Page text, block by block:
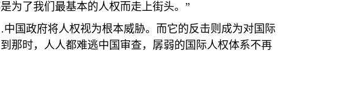
为了我们最基本的人权而走上街头。”
国政府将人权视为根本威胁。而它的反击则成为对国际
时，人人都难逃中国审查，孱弱的国际人权体系不再